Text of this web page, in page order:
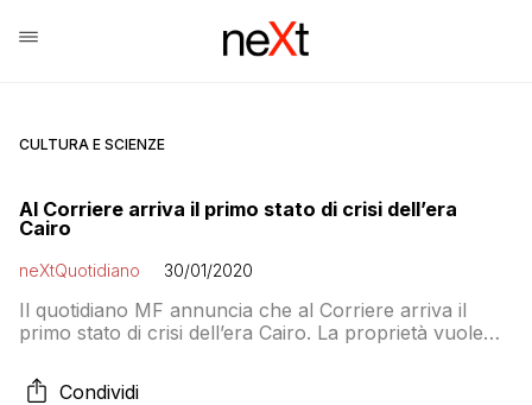
CULTURA E SCIENZE
Al Corriere arriva il primo stato di crisi dell’era
Cairo
neXtQuotidiano 30/01/2020
Il quotidiano MF annuncia che al Corriere arriva il
primo stato di crisi dell’era Cairo. La proprietà vuole
stanziati dal governo
Condividi